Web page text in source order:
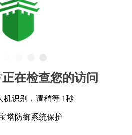
在检查您的访问
机识别，请稍等 1秒
塔防御系统保护